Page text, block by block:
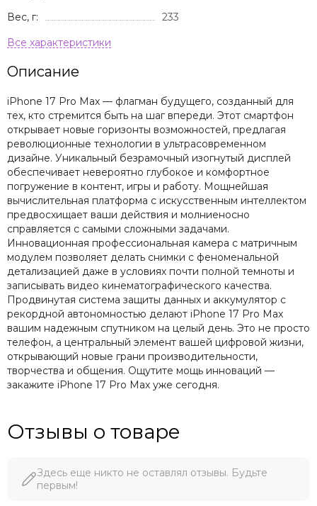
Вес, г:
233
Описание
iPhone 17 Pro Max — флагман будущего, созданный для
тех, кто стремится быть на шаг впереди. Этот смартфон
открывает новые горизонты возможностей, предлагая
революционные технологии в ультрасовременном
дизайне. Уникальный безрамочный изогнутый дисплей
обеспечивает невероятно глубокое и комфортное
погружение в контент, игры и работу. Мощнейшая
вычислительная платформа с искусственным интеллектом
предвосхищает ваши действия и молниеносно
справляется с самыми сложными задачами.
Инновационная профессиональная камера с матричным
модулем позволяет делать снимки с феноменальной
детализацией даже в условиях почти полной темноты и
записывать видео кинематографического качества.
Продвинутая система защиты данных и аккумулятор с
рекордной автономностью делают iPhone 17 Pro Max
вашим надежным спутником на целый день. Это не просто
телефон, а центральный элемент вашей цифровой жизни,
открывающий новые грани производительности,
творчества и общения. Ощутите мощь инноваций —
закажите iPhone 17 Pro Max уже сегодня.
Отзывы о товаре
Здесь еще никто не оставлял отзывы. Будьте
первым!